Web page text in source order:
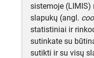
sistemoje
slapukų (angl.
statistiniai ir
sutinkate su
sutikti ir su visų